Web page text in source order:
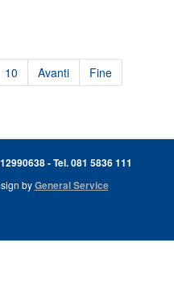
10 Avanti Fine
- Tel. 081 5836 111
byGeneral Service